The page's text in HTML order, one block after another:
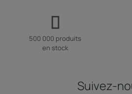
500 000 produits
en stock
Suivez-